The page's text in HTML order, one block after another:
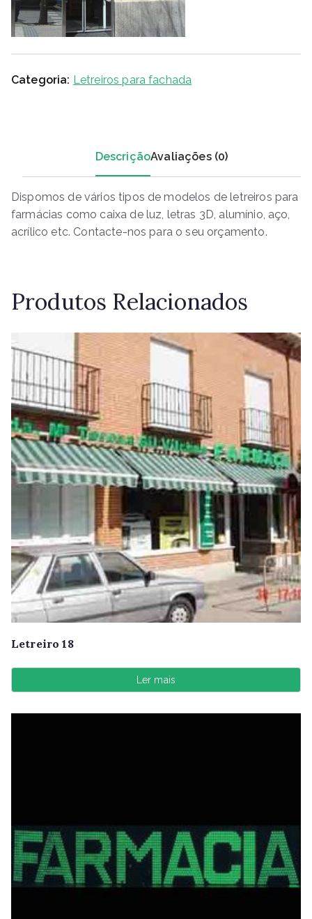
Categoria: Letreiros para fachada
DescriçãoAvaliações (0)
Dispomos de vários tipos de modelos de letreiros para
farmácias como caixa de luz, letras 3D, alumínio, aço,
acrílico etc. Contacte-nos para o seu orçamento.
Produtos Relacionados
Letreiro 18
Ler mais